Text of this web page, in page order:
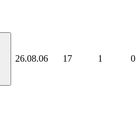
26.08.06 17 1 0